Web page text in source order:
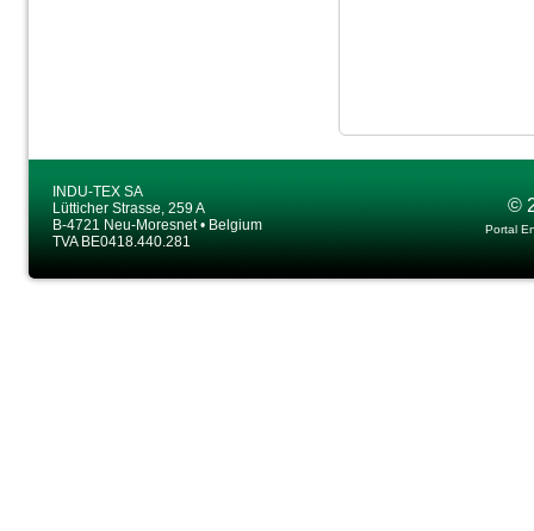
INDU-TEX SA
Lütticher Strasse, 259 A
B-4721 Neu-Moresnet • Belgium
TVA BE0418.440.281
©
Portal